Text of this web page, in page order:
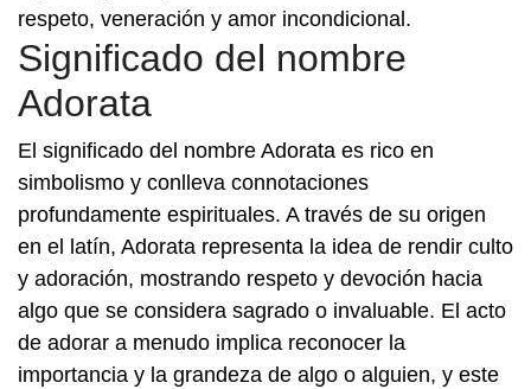
respeto, veneración y amor incondicional.
Significado del nombre
Adorata
El significado del nombre Adorata es rico en
simbolismo y conlleva connotaciones
profundamente espirituales. A través de su origen
en el latín, Adorata representa la idea de rendir culto
y adoración, mostrando respeto y devoción hacia
algo que se considera sagrado o invaluable. El acto
de adorar a menudo implica reconocer la
importancia y la grandeza de algo o alguien, y este